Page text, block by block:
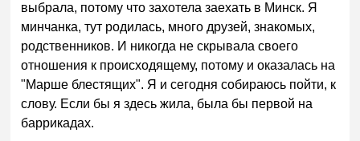
выбрала, потому что захотела заехать в Минск. Я
минчанка, тут родилась, много друзей, знакомых,
родственников. И никогда не скрывала своего
отношения к происходящему, потому и оказалась на
"Марше блестящих". Я и сегодня собираюсь пойти, к
слову. Если бы я здесь жила, была бы первой на
баррикадах.